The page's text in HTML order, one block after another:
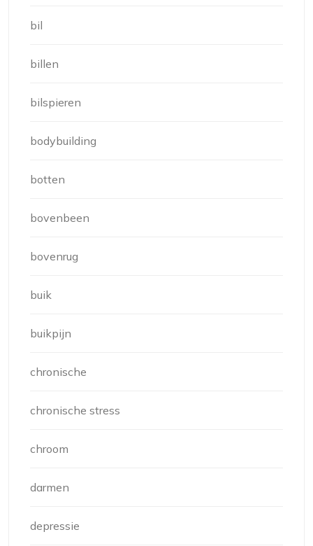
bil
billen
bilspieren
bodybuilding
botten
bovenbeen
bovenrug
buik
buikpijn
chronische
chronische stress
chroom
darmen
depressie